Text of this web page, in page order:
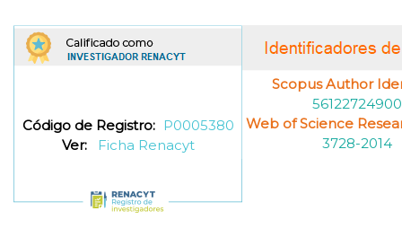
Código de Registro: P0005380
Ver:
Ficha Renacyt
Scopus Author
56122724900
Web of Science
3728-2014